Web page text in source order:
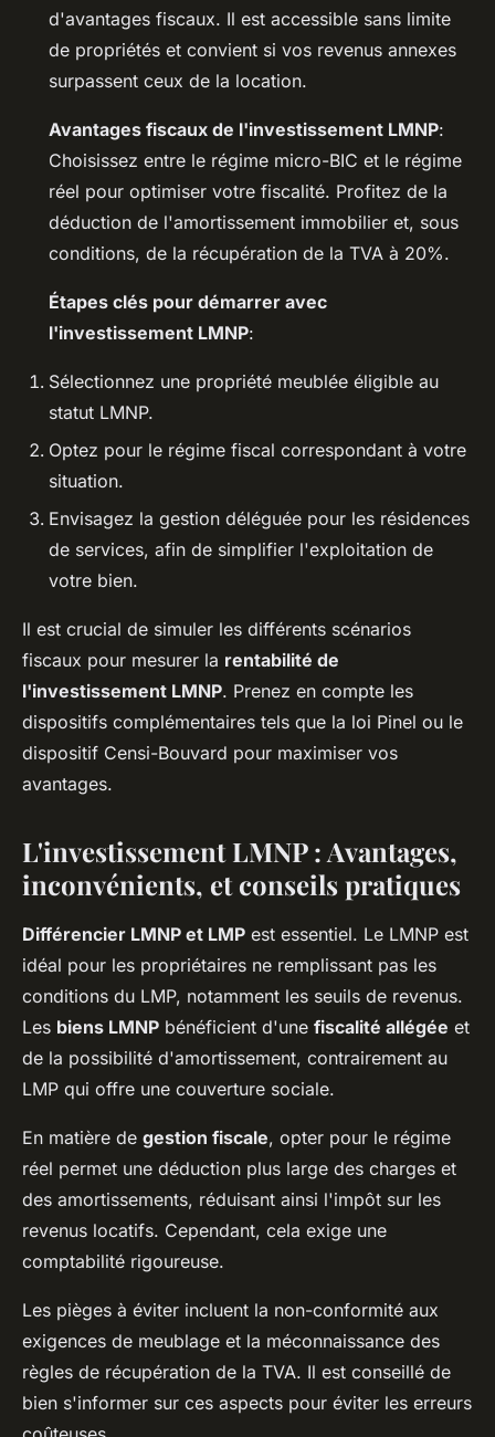
d'avantages fiscaux. Il est accessible sans limite
de propriétés et convient si vos revenus annexes
surpassent ceux de la location.
Avantages fiscaux de l'investissement LMNP:
Choisissez entre le régime micro-BIC et le régime
réel pour optimiser votre fiscalité. Profitez de la
déduction de l'amortissement immobilier et, sous
conditions, de la récupération de la TVA à 20%.
Étapes clés pour démarrer avec
l'investissement LMNP:
Sélectionnez une propriété meublée éligible au
statut LMNP.
Optez pour le régime fiscal correspondant à votre
situation.
Envisagez la gestion déléguée pour les résidences
de services, afin de simplifier l'exploitation de
votre bien.
Il est crucial de simuler les différents scénarios
fiscaux pour mesurer la rentabilité de
l'investissement LMNP. Prenez en compte les
dispositifs complémentaires tels que la loi Pinel ou le
dispositif Censi-Bouvard pour maximiser vos
avantages.
L'investissement LMNP : Avantages,
inconvénients, et conseils pratiques
Différencier LMNP et LMP est essentiel. Le LMNP est
idéal pour les propriétaires ne remplissant pas les
conditions du LMP, notamment les seuils de revenus.
Les biens LMNP bénéficient d'une fiscalité allégée et
de la possibilité d'amortissement, contrairement au
LMP qui offre une couverture sociale.
En matière de gestion fiscale, opter pour le régime
réel permet une déduction plus large des charges et
des amortissements, réduisant ainsi l'impôt sur les
revenus locatifs. Cependant, cela exige une
comptabilité rigoureuse.
Les pièges à éviter incluent la non-conformité aux
exigences de meublage et la méconnaissance des
règles de récupération de la TVA. Il est conseillé de
bien s'informer sur ces aspects pour éviter les erreurs